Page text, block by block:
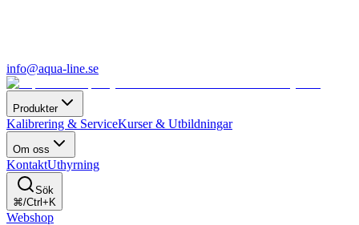
info@aqua-line.se
Produkter
Kalibrering & ServiceKurser & Utbildningar
Om oss
KontaktUthyrning
Sök
⌘/Ctrl+K
Webshop